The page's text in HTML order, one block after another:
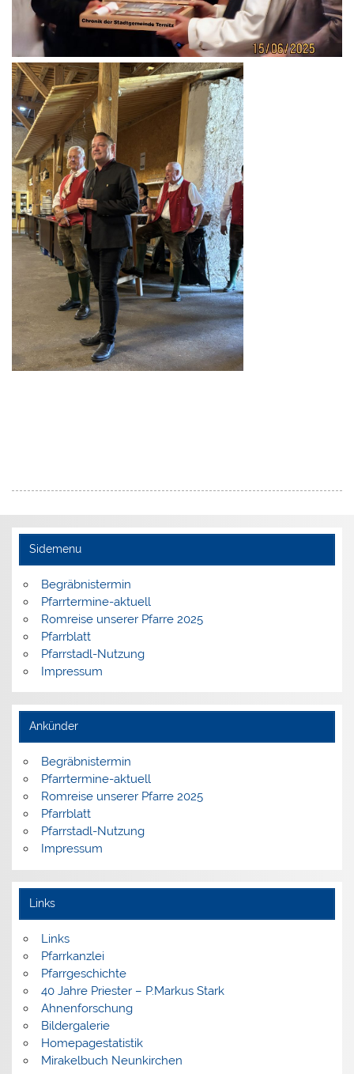
Sidemenu
Begräbnistermin
Pfarrtermine-aktuell
Romreise unserer Pfarre 2025
Pfarrblatt
Pfarrstadl-Nutzung
Impressum
Ankünder
Begräbnistermin
Pfarrtermine-aktuell
Romreise unserer Pfarre 2025
Pfarrblatt
Pfarrstadl-Nutzung
Impressum
Links
Links
Pfarrkanzlei
Pfarrgeschichte
40 Jahre Priester – P.Markus Stark
Ahnenforschung
Bildergalerie
Homepagestatistik
Mirakelbuch Neunkirchen